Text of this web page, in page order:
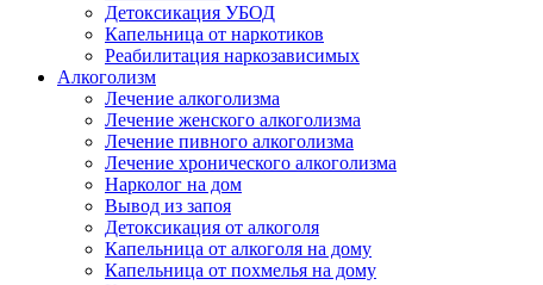
​​Детоксикация УБОД
Капельница от наркотиков
Реабилитация наркозависимых
Алкоголизм
Лечение алкоголизма
Лечение женского алкоголизма
Лечение пивного алкоголизма
Лечение хронического алкоголизма
Нарколог на дом
Вывод из запоя
Детоксикация от алкоголя
Капельница от алкоголя на дому
Капельница от похмелья на дому